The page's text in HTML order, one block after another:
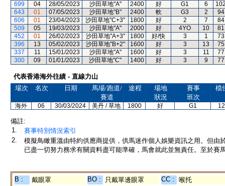
699
04 28/05/2023 沙田草地"A" 2400 好 G1 6
643
01 07/05/2023 沙田草地"B" 2400 軟 G3 2
94
606
01 23/04/2023 沙田草地"C+3" 1800 好 2 7
84
509
05 19/03/2023 沙田草地"A" 2000 好 4YO 10
81
452
01 26/02/2023 沙田草地"A+3" 1800 好/快 3 1
73
396
13 05/02/2023 沙田草地"B+2" 1600 好 3 13
75
337
11 15/01/2023 沙田草地"A" 1600 好 3 11
77
300
09 01/01/2023 沙田草地"C" 1400 好 3 9 77
代表香港海外往績 - 直線力山
場次
名次 日期
馬場/跑道/
賽道
途程
場地
狀況
賽事
班次
檔
海外 06 30/03/2024 美丹 / 草地 1800 好 G1 12
備註:
1.
賽事特別情況索引
2.
模擬鳥瞰重溫由特約供應商提供，供馬迷作個人娛樂資訊之用。但
已盡一切努力務求有關資料盡可能準確，馬會就此並無責任。至於賽
B : 戴眼罩 BO : 只戴單邊眼罩 CC :
喉托